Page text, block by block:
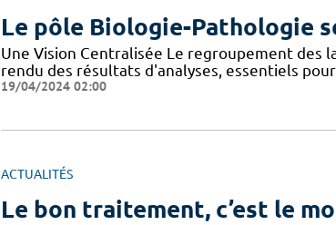
Le pôle Biologie-Pathologie
Une Vision Centralisée Le regroupement des
rendu des résultats d'analyses, essentiels
19/04/2024 02:00
ACTUALITÉS
Le bon traitement, c’est le